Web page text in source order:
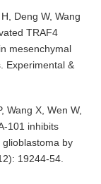
Deng W, Wang
TRAF4
mesenchymal
Experimental &
Wang X, Wen W,
101 inhibits
by
19244-54.